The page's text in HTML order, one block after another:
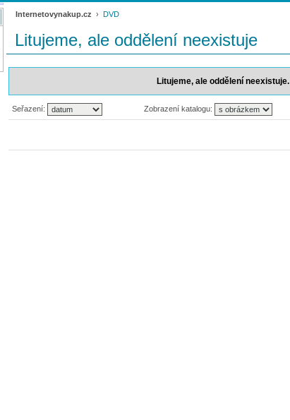
Internetovynakup.cz › DVD
Litujeme, ale oddělení neexistuje
Litujeme, ale oddělení neexistuje.
Seřazení: Zobrazení katalogu: